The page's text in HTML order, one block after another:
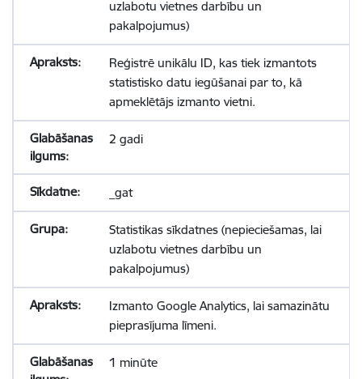
uzlabotu vietnes darbību un
pakalpojumus)
Reģistrē unikālu ID, kas tiek izmantots
statistisko datu iegūšanai par to, kā
apmeklētājs izmanto vietni.
2 gadi
_gat
Statistikas sīkdatnes (nepieciešamas, lai
uzlabotu vietnes darbību un
pakalpojumus)
Izmanto Google Analytics, lai samazinātu
pieprasījuma līmeni.
1 minūte